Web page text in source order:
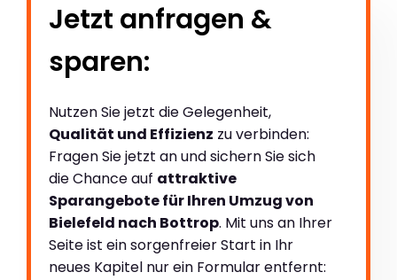
Jetzt anfragen &
sparen:
Nutzen Sie jetzt die Gelegenheit,
Qualität und Effizienz zu verbinden:
Fragen Sie jetzt an und sichern Sie sich
die Chance auf attraktive
Sparangebote für Ihren Umzug von
Bielefeld nach Bottrop. Mit uns an Ihrer
Seite ist ein sorgenfreier Start in Ihr
neues Kapitel nur ein Formular entfernt: